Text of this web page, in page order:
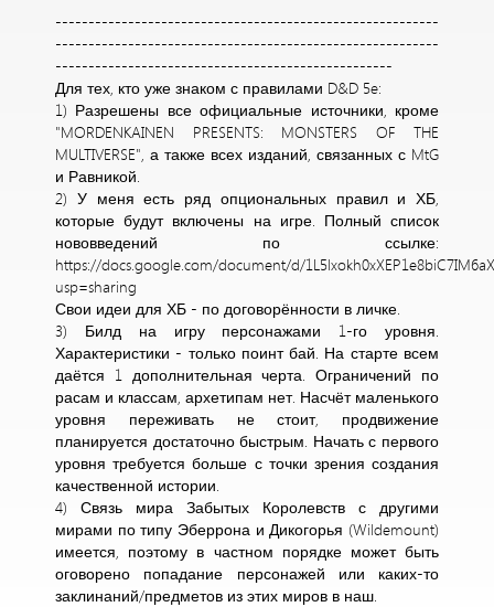
----------------------------------------------------------
----------------------------------------------------------
---------------------------------------------------
Для тех, кто уже знаком с правилами D&D 5e:
1) Разрешены все официальные источники, кроме
"MORDENKAINEN PRESENTS: MONSTERS OF THE
MULTIVERSE", а также всех изданий, связанных с MtG
и Равникой.
2) У меня есть ряд опциональных правил и ХБ,
которые будут включены на игре. Полный список
нововведений по ссылке:
https://docs.google.com/document/d/
usp=sharing
Свои идеи для ХБ - по договорённости в личке.
3) Билд на игру персонажами 1-го уровня.
Характеристики - только поинт бай. На старте всем
даётся 1 дополнительная черта. Ограничений по
расам и классам, архетипам нет. Насчёт маленького
уровня переживать не стоит, продвижение
планируется достаточно быстрым. Начать с первого
уровня требуется больше с точки зрения создания
качественной истории.
4) Связь мира Забытых Королевств с другими
мирами по типу Эберрона и Дикогорья (Wildemount)
имеется, поэтому в частном порядке может быть
оговорено попадание персонажей или каких-то
заклинаний/предметов из этих миров в наш.